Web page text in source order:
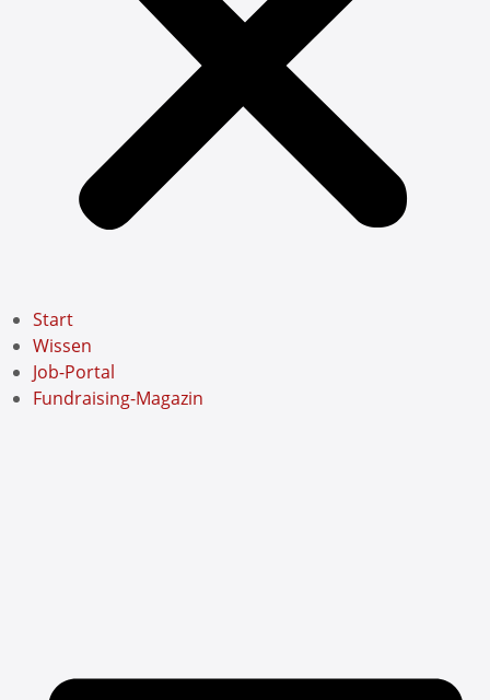
Start
Wissen
Job-Portal
Fundraising-Magazin